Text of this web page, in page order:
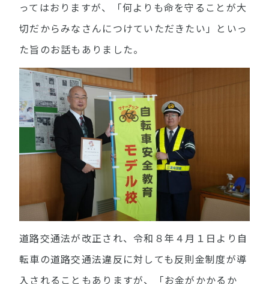
ってはおりますが、「何よりも命を守ることが大
切だからみなさんにつけていただきたい」といっ
た旨のお話もありました。
道路交通法が改正され、令和８年４月１日より自
転車の道路交通法違反に対しても反則金制度が導
入されることもありますが、「お金がかかるか